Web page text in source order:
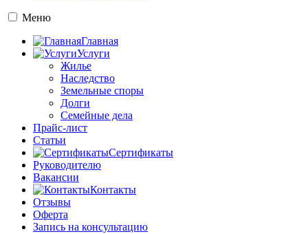
Меню
Главная
Услуги
Жилье
Наследство
Земельные споры
Долги
Семейные дела
Прайс-лист
Статьи
Сертификаты
Руководителю
Вакансии
Контакты
Отзывы
Оферта
Запись на консультацию